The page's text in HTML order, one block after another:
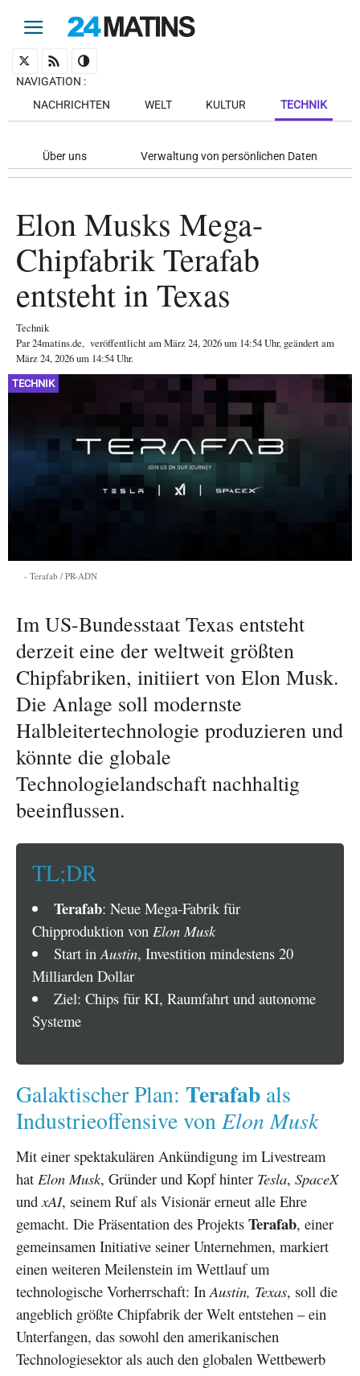
NAVIGATION :
NACHRICHTEN
WELT KULTUR TECHNIK
Über uns Verwaltung von persönlichen Daten
Elon Musks Mega-
Chipfabrik Terafab
entsteht in Texas
Technik
Par24matins.de, veröffentlicht amMärz 24, 2026um 14:54 Uhr, geändert am
März 24, 2026 um 14:54 Uhr.
TECHNIK
Terafab / PR-ADN
Im US-Bundesstaat Texas entsteht
derzeit eine der weltweit größten
Chipfabriken, initiiert von Elon Musk.
Die Anlage soll modernste
Halbleitertechnologie produzieren und
könnte die globale
Technologielandschaft nachhaltig
beeinflussen.
TL;DR
Terafab: Neue Mega-Fabrik für
Chipproduktion von Elon Musk
Start in Austin, Investition mindestens 20
Milliarden Dollar
Ziel: Chips für KI, Raumfahrt und autonome
Systeme
Galaktischer Plan: Terafab als
Industrieoffensive vonElon Musk
Mit einer spektakulären Ankündigung im Livestream
hat Elon Musk, Gründer und Kopf hinter Tesla, SpaceX
undxAI, seinem Ruf als Visionär erneut alle Ehre
gemacht. Die Präsentation des Projekts Terafab, einer
gemeinsamen Initiative seiner Unternehmen, markiert
einen weiteren Meilenstein im Wettlauf um
technologische Vorherrschaft: In Austin, Texas, soll die
angeblich größte Chipfabrik der Welt entstehen – ein
Unterfangen, das sowohl den amerikanischen
Technologiesektor als auch den globalen Wettbewerb